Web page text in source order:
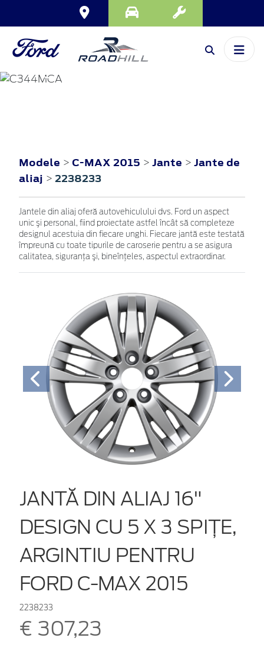
C-MAX
Modele > C-MAX 2015 > Jante > Jante de
aliaj > 2238233
Jantele din aliaj oferă autovehiculului dvs. Ford un aspect
unic şi personal, fiind proiectate astfel încât să completeze
designul acestuia din fiecare unghi. Fiecare jantă este testată
împreună cu toate tipurile de caroserie pentru a se asigura
calitatea, siguranţa şi, bineînţeles, aspectul extraordinar.
JANTĂ DIN ALIAJ 16"
DESIGN CU 5 X 3 SPIŢE,
ARGINTIU PENTRU
FORD C-MAX 2015
2238233
€ 307,23